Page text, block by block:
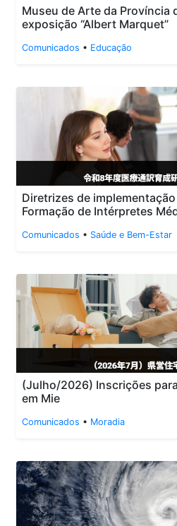
Museu de Arte da Província
exposição “Albert Marquet”
Comunicados • Educação
Diretrizes de
Formação de Intérpretes
Comunicados • Saúde e Bem-Estar
(Julho/2026) Inscrições
em Mie
Comunicados • Moradia